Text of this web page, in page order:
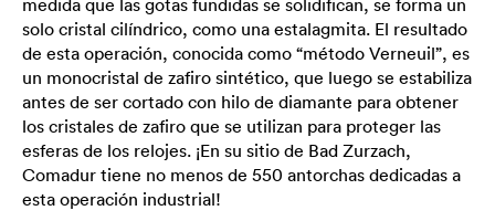
solo cristal cilíndrico, como una estalagmita. El resultado
de esta operación, conocida como “método Verneuil”, es
un monocristal de zafiro sintético, que luego se estabiliza
antes de ser cortado con hilo de diamante para obtener
los cristales de zafiro que se utilizan para proteger las
esferas de los relojes. ¡En su sitio de Bad Zurzach,
Comadur tiene no menos de 550 antorchas dedicadas a
esta operación industrial!